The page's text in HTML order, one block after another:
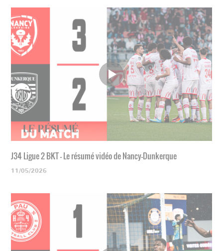
J34 Ligue 2 BKT - Le résumé vidéo de Nancy-Dunkerque
11/05/2026